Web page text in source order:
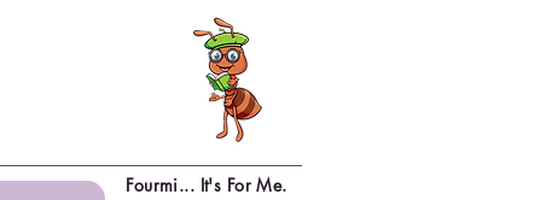
Fourmi... It's For Me.